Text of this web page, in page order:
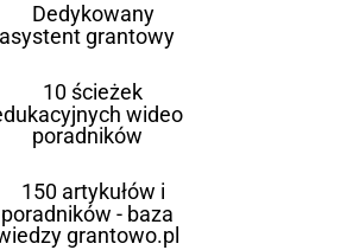
Dedykowany
asystent grantowy
10 ścieżek
wideo
poradników
150 artykułów i
poradników - baza
grantowo.pl